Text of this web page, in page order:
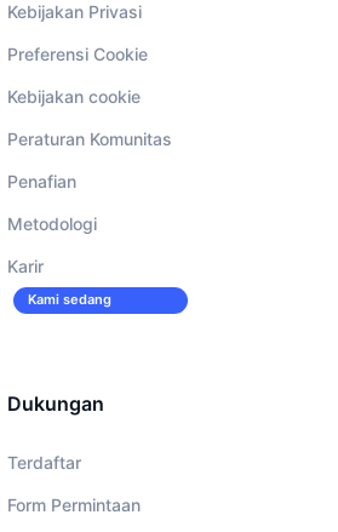
Kebijakan Privasi
Preferensi Cookie
Kebijakan cookie
Peraturan Komunitas
Penafian
Metodologi
Karir
Kami sedang
Dukungan
Terdaftar
Form Permintaan